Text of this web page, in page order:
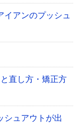
イアンのプッシュ
直し方・矯正方
シュアウトが出